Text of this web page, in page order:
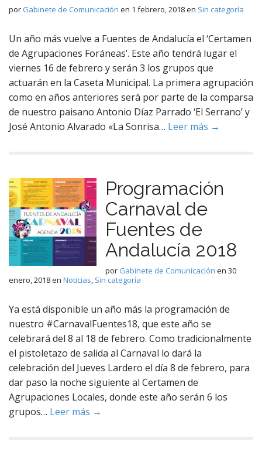
por Gabinete de Comunicación en 1 febrero, 2018en Sin categoría
Un año más vuelve a Fuentes de Andalucía el ‘Certamen
de Agrupaciones Foráneas’. Este año tendrá lugar el
viernes 16 de febrero y serán 3 los grupos que
actuarán en la Caseta Municipal. La primera agrupación
como en años anteriores será por parte de la comparsa
de nuestro paisano Antonio Díaz Parrado ‘El Serrano’ y
José Antonio Alvarado «La Sonrisa… Leer más →
Programación
Carnaval de
Fuentes de
Andalucía 2018
por Gabinete de Comunicación en 30
enero, 2018en Noticias, Sin categoría
Ya está disponible un año más la programación de
nuestro #CarnavalFuentes18, que este año se
celebrará del 8 al 18 de febrero. Como tradicionalmente
el pistoletazo de salida al Carnaval lo dará la
celebración del Jueves Lardero el día 8 de febrero, para
dar paso la noche siguiente al Certamen de
Agrupaciones Locales, donde este año serán 6 los
grupos… Leer más →